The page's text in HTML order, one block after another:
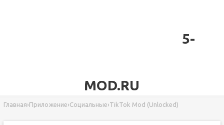
5-
MOD.RU
Главная›Приложение›Социальные›TikTok Mod (Unlocked)